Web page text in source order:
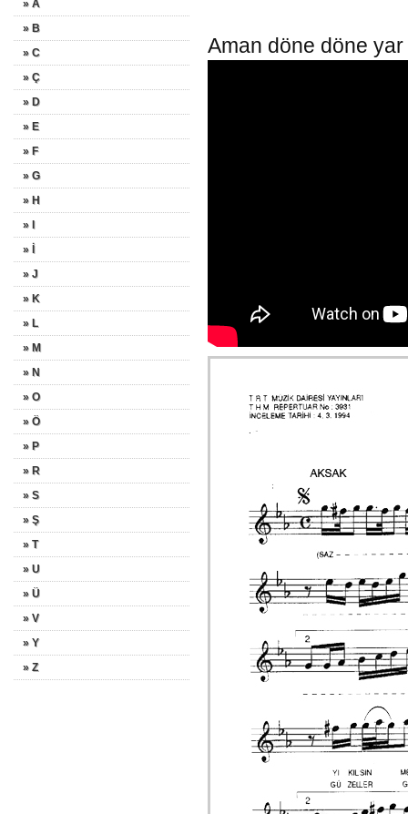
» A
» B
» C
» Ç
» D
» E
» F
» G
» H
» I
» İ
» J
» K
» L
» M
» N
» O
» Ö
» P
» R
» S
» Ş
» T
» U
» Ü
» V
» Y
» Z
Aman döne döne